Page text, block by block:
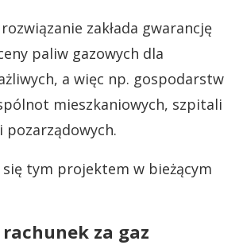
zakłada gwarancję
paliw gazowych dla
a więc np. gospodarstw
mieszkaniowych, szpitali
pozarządowych.
się tym projektem w bieżącym
rachunek za gaz